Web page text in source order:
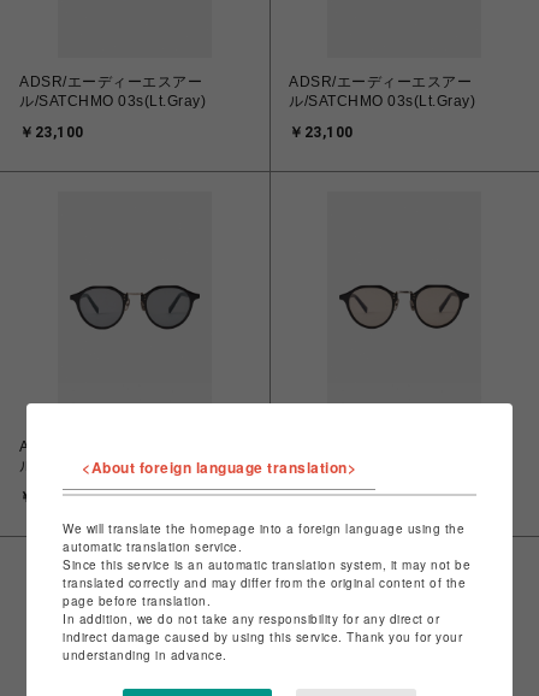
ADSR/エーディーエスアー
ル/SATCHMO 03s(Lt.Gray)
￥23,100
ADSR/エーディーエスアー
ル/SATCHMO 03s(Lt.Gray)
￥23,100
ADSR/エーディーエスアー
ル/SATCHMO 01s(Lt.Gray)
￥23,100
ル/SATCHMO 01s(Lt.Brown)
￥23,100
<About foreign language translation>
We will translate the homepage into a foreign language using the
automatic translation service.
Since this service is an automatic translation system, it may not be
translated correctly and may differ from the original content of the
page before translation.
In addition, we do not take any responsibility for any direct or
indirect damage caused by using this service. Thank you for your
understanding in advance.